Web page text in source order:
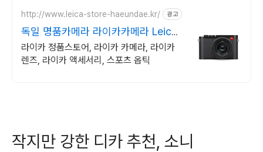
http://www.leica-store-haeundae.kr/ 광고
독일 명품카메라 라이카카메라 Leica
Store
라이카 정품스토어, 라이카 카메라, 라이카
렌즈, 라이카 액세서리, 스포츠 옵틱
작지만 강한 디카 추천, 소니